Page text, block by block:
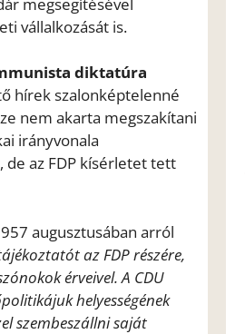
vállalkozását is.
diktatúra
hírek szalonképtelenné
nem akarta megszakítani
irányvonala
az FDP kísérletet tett
augusztusában arról
az FDP részére,
érveivel. A CDU
helyességének
szembeszállni saját